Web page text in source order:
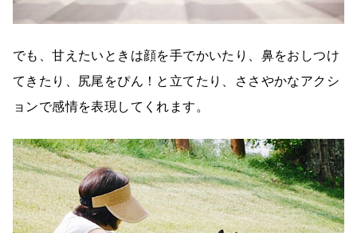
でも、甘えたいときは顔を手でかいたり、鼻をおしつけ
てきたり、尻尾をぴん！と立てたり、ささやかなアクシ
ョンで感情を表現してくれます。